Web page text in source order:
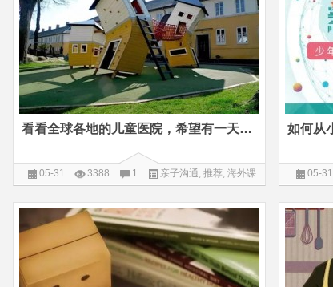
看看全球各地的儿童医院，希望有一天我的儿童节夙愿也能够实现
05-31 3388 1 亲子沟通, 推荐, 海外课
05-31